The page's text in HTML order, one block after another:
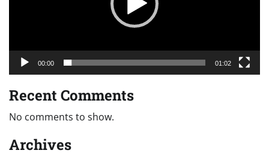
00:00 01:02
Recent Comments
No comments to show.
Archives